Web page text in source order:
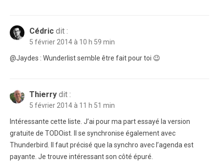
Cédric dit :
5 février 2014 à 10 h 59 min
@Jaydes : Wunderlist semble être fait pour toi 😉
Thierry dit :
5 février 2014 à 11 h 51 min
Intéressante cette liste. J’ai pour ma part essayé la version
gratuite de TODOist. Il se synchronise également avec
Thunderbird. Il faut précisé que la synchro avec l’agenda est
payante. Je trouve intéressant son côté épuré.